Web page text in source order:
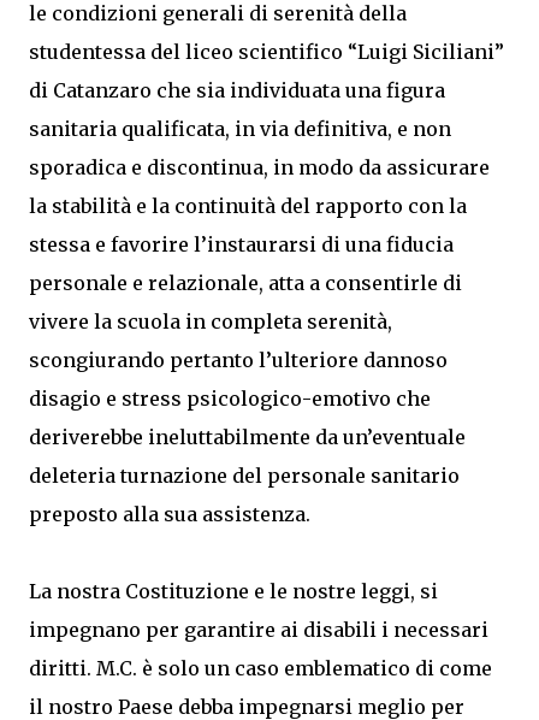
le condizioni generali di serenità della
studentessa del liceo scientifico “Luigi Siciliani”
di Catanzaro che sia individuata una figura
sanitaria qualificata, in via definitiva, e non
sporadica e discontinua, in modo da assicurare
la stabilità e la continuità del rapporto con la
stessa e favorire l’instaurarsi di una fiducia
personale e relazionale, atta a consentirle di
vivere la scuola in completa serenità,
scongiurando pertanto l’ulteriore dannoso
disagio e stress psicologico-emotivo che
deriverebbe ineluttabilmente da un’eventuale
deleteria turnazione del personale sanitario
preposto alla sua assistenza.
La nostra Costituzione e le nostre leggi, si
impegnano per garantire ai disabili i necessari
diritti. M.C. è solo un caso emblematico di come
il nostro Paese debba impegnarsi meglio per